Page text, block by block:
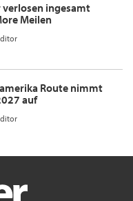
ingesamt
Meilen
Route nimmt
auf